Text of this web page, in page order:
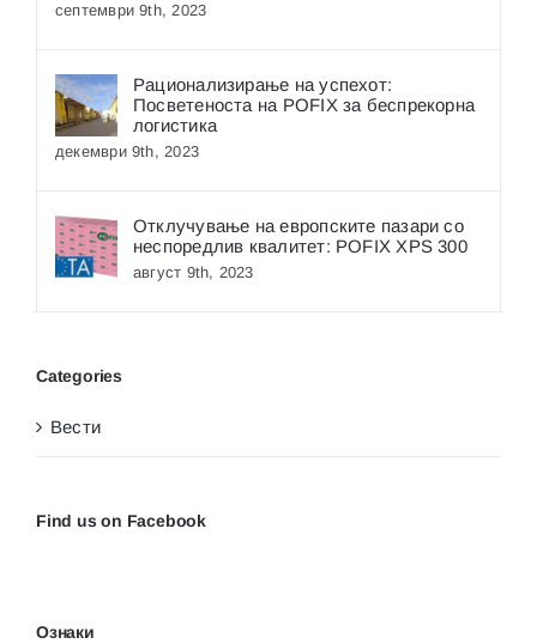
септември 9th, 2023
Рационализирање на успехот:
Посветеноста на POFIX за беспрекорна
логистика
декември 9th, 2023
Отклучување на европските пазари со
неспоредлив квалитет: POFIX XPS 300
август 9th, 2023
Categories
Вести
Find us on Facebook
Ознаки